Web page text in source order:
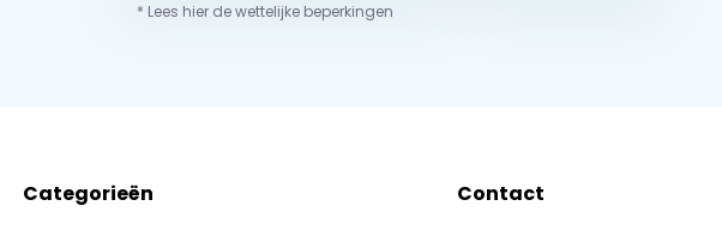
* Lees hier de wettelijke beperkingen
Categorieën Contact